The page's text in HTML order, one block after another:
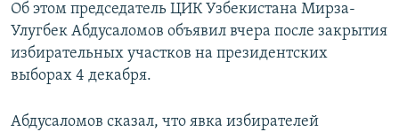
Об этом председатель ЦИК Узбекистана Мирза-
Улугбек Абдусаломов объявил вчера после закрытия
избирательных участков на президентских
выборах 4 декабря.
Абдусаломов сказал, что явка избирателей